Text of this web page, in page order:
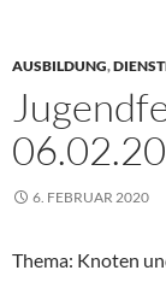
AUSBILDUNG,
6. FEBRUAR 2020
Thema: Knoten